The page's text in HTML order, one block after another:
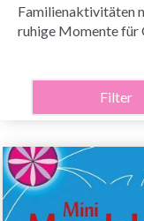
Familienaktivitäten
ruhige Momente für
Filter